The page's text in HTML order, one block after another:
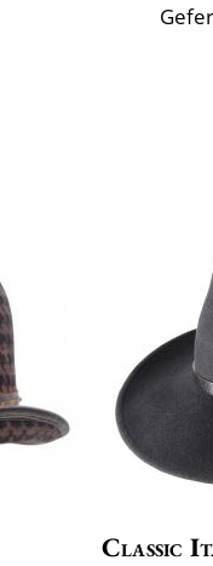
Classic